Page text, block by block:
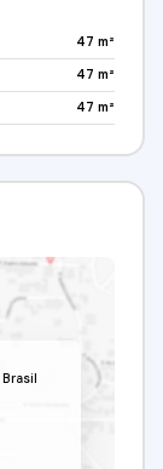
47 m²
47 m²
47 m²
Brasil